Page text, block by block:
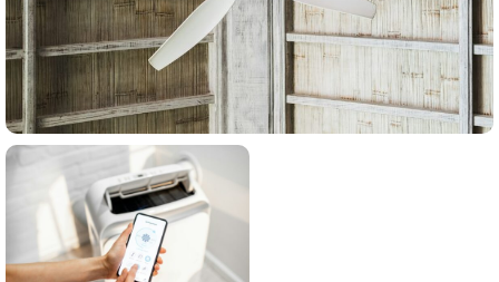
VENTILACIJA
26 proizvoda